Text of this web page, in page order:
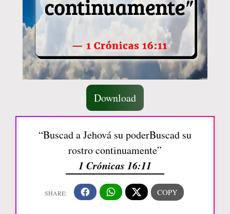
Download
“Buscad a Jehová su poderBuscad su
rostro continuamente”
1 Crónicas 16:11